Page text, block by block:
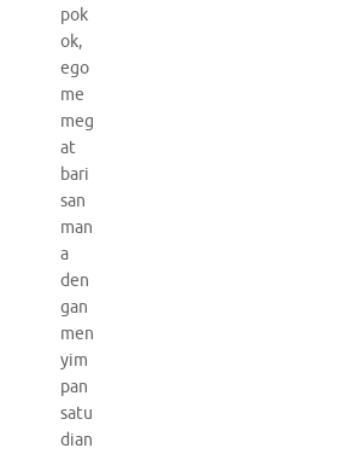
pok
ok,
ego
me
meg
at
bari
san
man
a
den
gan
men
yim
pan
satu
dian